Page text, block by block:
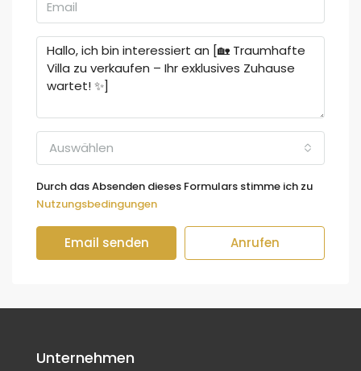
Auswählen
Durch das Absenden dieses Formulars stimme ich zu
Nutzungsbedingungen
Email senden Anrufen
Unternehmen